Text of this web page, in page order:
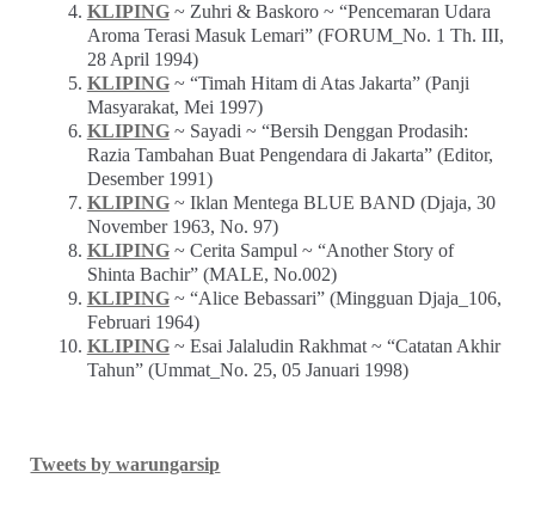
KLIPING~ Zuhri & Baskoro ~ “Pencemaran Udara
Aroma Terasi Masuk Lemari” (FORUM_No. 1 Th. III,
28 April 1994)
KLIPING~ “Timah Hitam di Atas Jakarta” (Panji
Masyarakat, Mei 1997)
KLIPING~ Sayadi ~ “Bersih Denggan Prodasih:
Razia Tambahan Buat Pengendara di Jakarta” (Editor,
Desember 1991)
KLIPING~ Iklan Mentega BLUE BAND (Djaja, 30
November 1963, No. 97)
KLIPING~ Cerita Sampul ~ “Another Story of
Shinta Bachir” (MALE, No.002)
KLIPING~ “Alice Bebassari” (Mingguan Djaja_106,
Februari 1964)
KLIPING~ Esai Jalaludin Rakhmat ~ “Catatan Akhir
Tahun” (Ummat_No. 25, 05 Januari 1998)
Tweets by warungarsip